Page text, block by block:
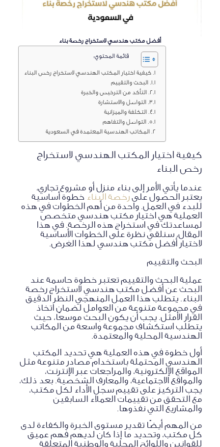
أفضل مكتب هندسي لاستخراج رخصة بناء
قائمة المحتوي:
كيفية اختيار المكتب الهندسي لاستخراج رخص البناء
البحث والتقييم
التأكد من الترخيص والخبرة
التواصل والاستشارة
التكلفة والميزانية
التواصل والتفاهم
المكاتب الهندسية المعتمدة في السعودية
كيفية اختيار المكتب الهندسي لاستخراج
رخص البناء
عندما يأتي الأمر إلى بناء منزل أو مشروع تجاري،
يعتبر الحصول علىرخصة البناء خطوة أساسية
للبدء في العمل. واحدة من أهم الخطوات في هذه
العملية هي اختيار مكتب هندسي متخصص
لمساعدتك في استخراج هذه الرخصة. في هذا
المقال، سنلقي نظرة على الخطوات الأساسية
لاختيار أفضل مكتب هندسي لهذا الغرض.
البحث والتقييم
عملية البحث والتقييم تعتبر خطوة حاسمة عند
البحث عن أفضل مكتب هندسي لاستخراج رخصة
البناء. يتطلب هذا العمل المنهجي النظر الدقيق
في مجموعة متنوعة من العوامل لضمان اتخاذ
القرار الأمثل. يجب أن يكون البحث موسعًا، حيث
يتطلب استكشاف مجموعة واسعة من المكاتب
الهندسية المحلية والمعتمدة.
أول خطوة في هذه العملية هي تحديد المكتب
الهندسي المحتملة باستخدام مصادر متنوعة مثل
المواقع الإلكترونية، والمراجعات عبر الإنترنت،
والمواقع الاجتماعية، والمعارف الشخصية. بعد ذلك،
يجب التركيز على تقييم سجل الأداء لكل مكتب،
مع التحقق من تقييمات العملاء السابقين
والمشاريع التي نفذوها.
من المهم أيضًا تقدير مستوى الخبرة والكفاءة لدى
كل مكتب، وتحديد ما إذا كان لديهم فهم عميق
للقوانين واللوائح المحلية والوطنية المتعلقة